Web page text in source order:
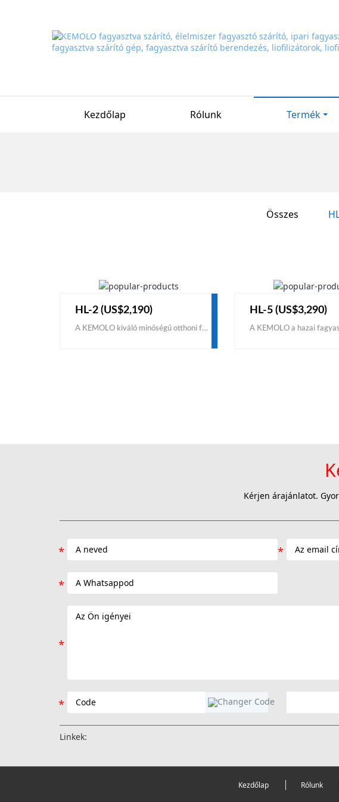
Kezdőlap Rólunk Termék
Összes
HL-2 (US$2,190)
A KEMOLO kiváló minőségű otthoni fagyasztószárítót gyárt olcsó áron eladó. Ha közvetlen gyártóktól, beszállítóktól szeretne otthoni fagyasztószárítót vásárolni élelmiszerekhez, kérjük, forduljon a KEMOLO céghez a hatékony megoldás és a gyári ár érdekében.
HL-5 (US$3,290)
Kérjen árajánlatot.
Linkek:
Kezdőlap Rólunk